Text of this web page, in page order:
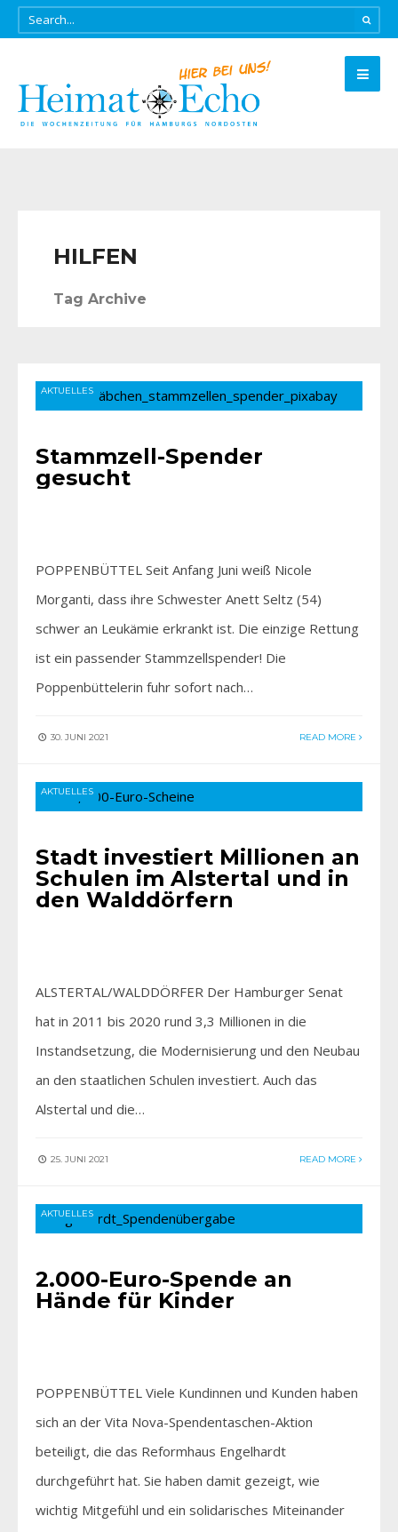
HILFEN
Tag Archive
AKTUELLES
Stammzell-Spender
gesucht
POPPENBÜTTEL Seit Anfang Juni weiß Nicole
Morganti, dass ihre Schwester Anett Seltz (54)
schwer an Leukämie erkrankt ist. Die einzige Rettung
ist ein passender Stammzellspender! Die
Poppenbüttelerin fuhr sofort nach…
30. JUNI 2021 READ MORE
AKTUELLES
Stadt investiert Millionen an
Schulen im Alstertal und in
den Walddörfern
ALSTERTAL/WALDDÖRFER Der Hamburger Senat
hat in 2011 bis 2020 rund 3,3 Millionen in die
Instandsetzung, die Modernisierung und den Neubau
an den staatlichen Schulen investiert. Auch das
Alstertal und die…
25. JUNI 2021 READ MORE
AKTUELLES
2.000-Euro-Spende an
Hände für Kinder
POPPENBÜTTEL Viele Kundinnen und Kunden haben
sich an der Vita Nova-Spendentaschen-Aktion
beteiligt, die das Reformhaus Engelhardt
durchgeführt hat. Sie haben damit gezeigt, wie
wichtig Mitgefühl und ein solidarisches Miteinander